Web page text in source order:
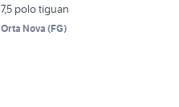
7,5 polo tiguan
Orta Nova (FG)